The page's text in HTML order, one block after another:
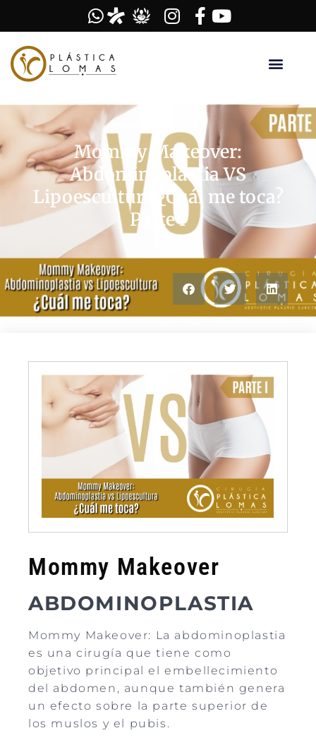
Mommy Makeover:
Abdominoplastia VS
Lipoescultura ¿Cuál me toca?
Parte I
Mommy Makeover
ABDOMINOPLASTIA
Mommy Makeover: La abdominoplastia
es una cirugía que tiene como
objetivo principal el embellecimiento
del abdomen, aunque también genera
un efecto sobre la parte superior de
los muslos y el pubis.